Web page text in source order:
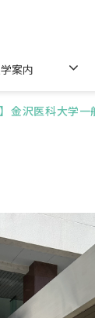
案内
金沢医科大学